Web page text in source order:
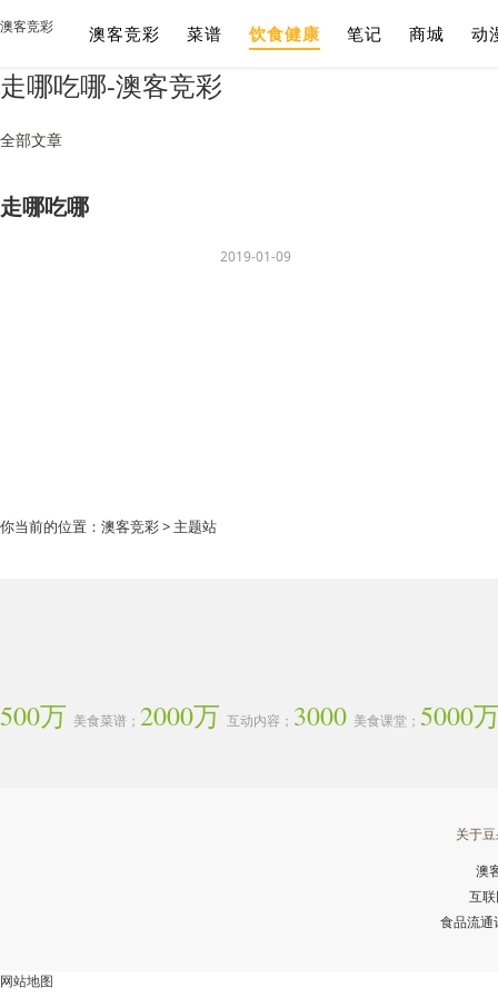
走哪吃哪-澳客竞彩
澳客竞彩 澳客竞彩 菜谱 饮食健康 笔记 商城 动
全部文章
走哪吃哪
2019-01-09
你当前的位置： 澳客竞彩> 主题站
500万 美食菜谱； 2000万 互动内容； 3000 美食课堂； 5000
关于
澳
互
食品流
网站地图